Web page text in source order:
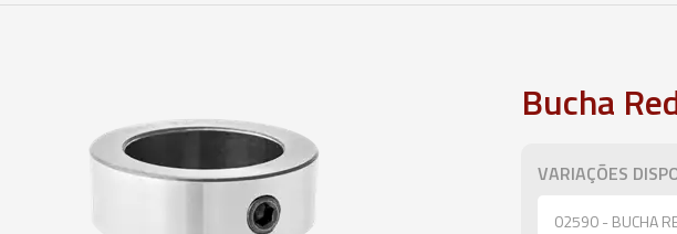
Bucha
VARIAÇÕES
02590 - BUCHA